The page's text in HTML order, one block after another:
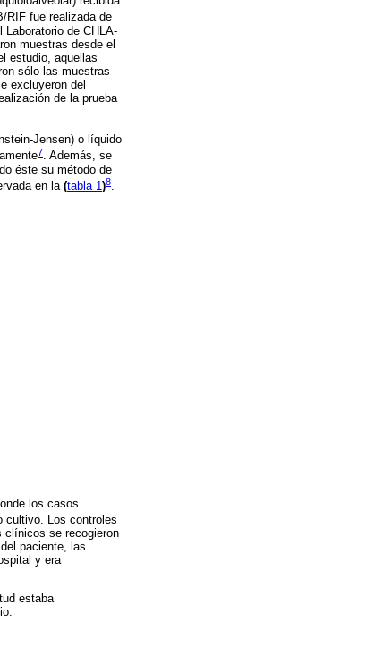
RIF fue realizada de
de CHLA-
muestras desde el
estudio, aquellas
sólo las muestras
excluyeron del
de la prueba
Jensen) o líquido
7. Además, se
éste su método de
en la (tabla 1)8.
los casos
cultivo. Los controles
clínicos se recogieron
paciente, las
y era
estaba